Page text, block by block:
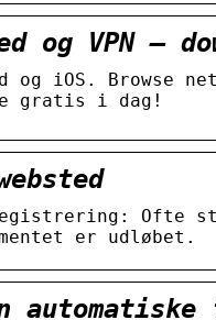
og VPN –
og iOS. Browse
gratis i dag!
Ofte
er udløbet.